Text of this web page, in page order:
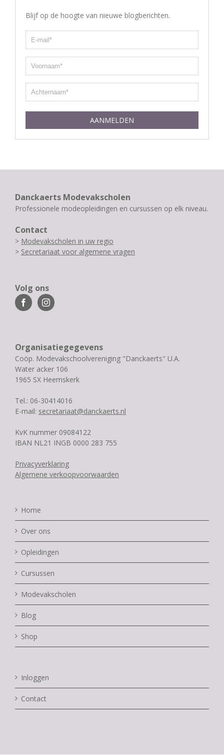
Blijf op de hoogte van nieuwe blogberichten.
AANMELDEN
Danckaerts Modevakscholen
Professionele modeopleidingen en cursussen op elk niveau.
Contact
> Modevakscholen in uw regio
> Secretariaat voor algemene vragen
Volg ons
Organisatiegegevens
Coöp. Modevakschoolvereniging "Danckaerts" U.A.
Water acker 106
1965 SX Heemskerk
Tel.: 06-30414016
E-mail: secretariaat@danckaerts.nl
KvK nummer 09084122
IBAN NL21 INGB 0000 283 755
Privacyverklaring
Algemene verkoopvoorwaarden
Home
Over ons
Opleidingen
Cursussen
Modevakscholen
Blog
Shop
Inloggen
Contact